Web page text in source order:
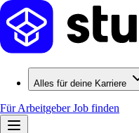
Alles für deine Karriere
Für ArbeitgeberJob finden